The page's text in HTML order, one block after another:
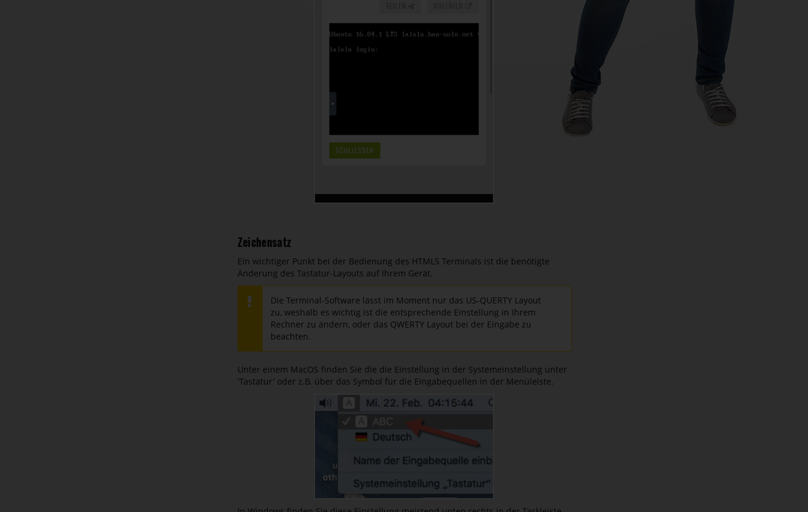
Zeichensatz
Ein wichtiger Punkt bei der Bedienung des HTML5 Terminals ist die benötigte
Änderung des Tastatur-Layouts auf Ihrem Gerät.
Die Terminal-Software lässt im Moment nur das US-QUERTY Layout
zu, weshalb es wichtig ist die entsprechende Einstellung in Ihrem
Rechner zu ändern, oder das QWERTY Layout bei der Eingabe zu
beachten.
Unter einem MacOS finden Sie die die Einstellung in der Systemeinstellung unter
'Tastatur' oder z.B. über das Symbol für die Eingabequellen in der Menüleiste.